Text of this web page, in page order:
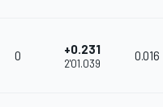
0 +0.231
2'01.039
0.016